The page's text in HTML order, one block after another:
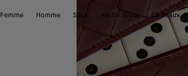
Femme Homme Sacs Art de Vivre Cadeaux